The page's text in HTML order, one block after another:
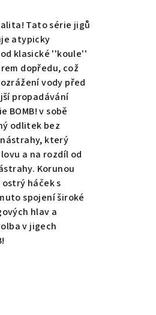
Tato série jigů
atypicky
klasické ''koule''
dopředu, což
vody před
propadávání
BOMB! v sobě
odlitek bez
který
a na rozdíl od
Korunou
háček s
spojení široké
hlav a
v jigech